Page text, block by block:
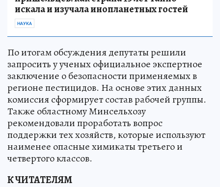
искала и изучала инопланетных гостей
НАУКА
По итогам обсуждения депутаты решили
запросить у ученых официальное экспертное
заключение о безопасности применяемых в
регионе пестицидов. На основе этих данных
комиссия сформирует состав рабочей группы.
Также областному Минсельхозу
рекомендовали проработать вопрос
поддержки тех хозяйств, которые используют
наименее опасные химикаты третьего и
четвертого классов.
К ЧИТАТЕЛЯМ